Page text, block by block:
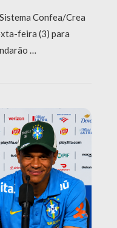
Confea/Crea
feira (3) para
…